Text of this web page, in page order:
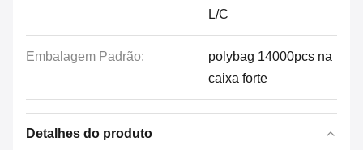
L/C
Embalagem Padrão:
polybag 14000pcs na
caixa forte
Detalhes do produto